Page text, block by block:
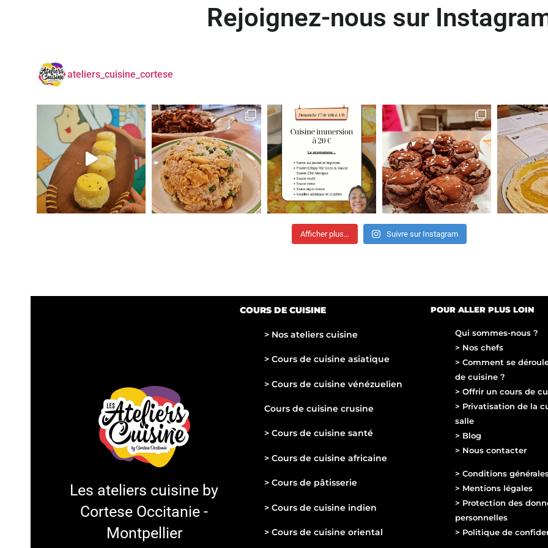
Rejoignez-nous sur
ateliers_cuisine_cortese
Afficher plus… Suivre sur Instagram
Les ateliers cuisine by
Cortese Occitanie -
Montpellier
COURS DE CUISINE
> Nos ateliers cuisine
>Cours de cuisine asiatique
> Cours de cuisine vénézuelien
Cours de cuisine crusine
>Cours de cuisine santé
>Cours de cuisine africaine
> Cours de pâtisserie
> Cours de cuisine indien
> Cours de cuisine oriental
POUR ALLER PLUS LOIN
Qui sommes-nous ?
> Nos chefs
> Comment se
de cuisine ?
> Offrir un cours de
> Privatisation de la
salle
> Blog
> Nous contacter
> Conditions
> Mentions légales
> Protection des
personnelles
> Politique de